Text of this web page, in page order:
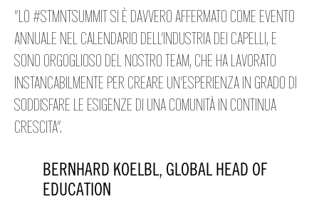
"LO #STMNTSUMMIT SI È DAVVERO AFFERMATO COME EVENTO
ANNUALE NEL CALENDARIO DELL'INDUSTRIA DEI CAPELLI, E
SONO ORGOGLIOSO DEL NOSTRO TEAM, CHE HA LAVORATO
INSTANCABILMENTE PER CREARE UN'ESPERIENZA IN GRADO DI
SODDISFARE LE ESIGENZE DI UNA COMUNITÀ IN CONTINUA
CRESCITA".
BERNHARD KOELBL, GLOBAL HEAD OF
EDUCATION